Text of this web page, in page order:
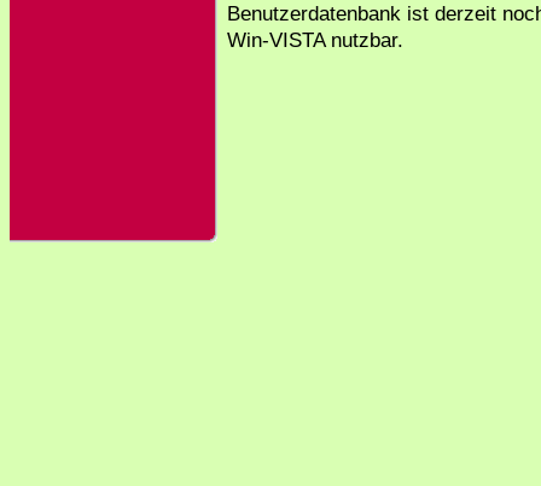
Benutzerdatenbank ist derzeit
Win-VISTA nutzbar.